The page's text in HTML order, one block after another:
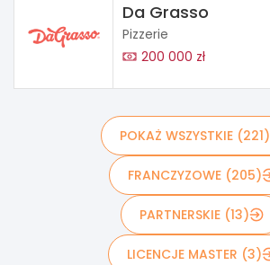
Da Grasso
Pizzerie
200 000 zł
POKAŻ WSZYSTKIE (221)
FRANCZYZOWE (205)
PARTNERSKIE (13)
LICENCJE MASTER (3)